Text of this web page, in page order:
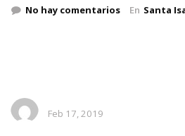
No hay comentarios En Santa
Feb 17, 2019